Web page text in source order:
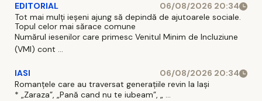
EDITORIAL
06/08/2026 20:34
Tot mai mulți ieșeni ajung să depindă de ajutoarele sociale.
Topul celor mai sărace comune
Numărul iesenilor care primesc Venitul Minim de Incluziune
(VMI) cont ...
IASI
06/08/2026 20:34
Romanțele care au traversat generațiile revin la Iași
* „Zaraza”, „Pană cand nu te iubeam”, „ ...